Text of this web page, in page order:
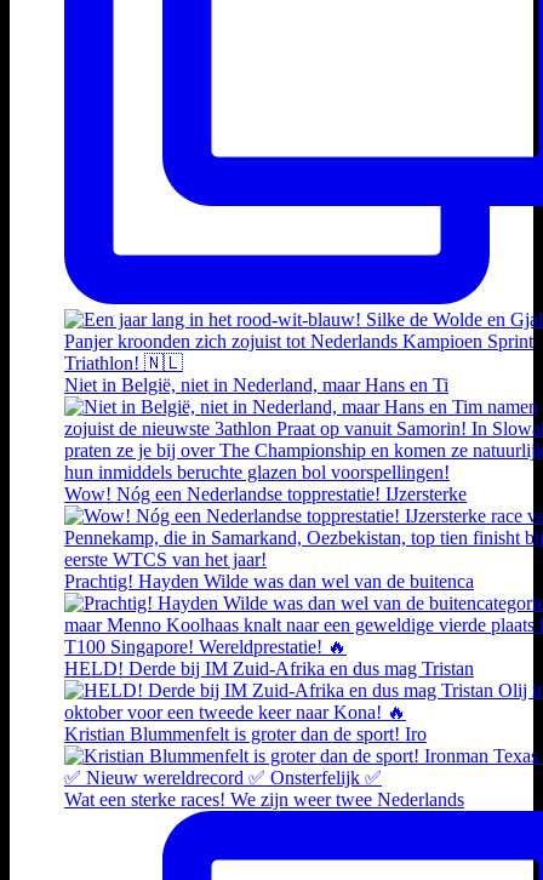
Niet in België, niet in Nederland, maar Hans en Ti
Wow! Nóg een Nederlandse topprestatie! IJzersterke
Prachtig! Hayden Wilde was dan wel van de buitenca
HELD! Derde bij IM Zuid-Afrika en dus mag Tristan
Kristian Blummenfelt is groter dan de sport! Iro
Wat een sterke races! We zijn weer twee Nederlands